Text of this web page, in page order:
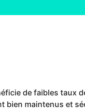
de faibles taux
bien maintenus et